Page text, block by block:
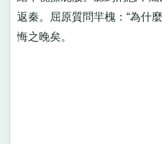
返秦。屈原質問羋槐：“為什
悔之晚矣。